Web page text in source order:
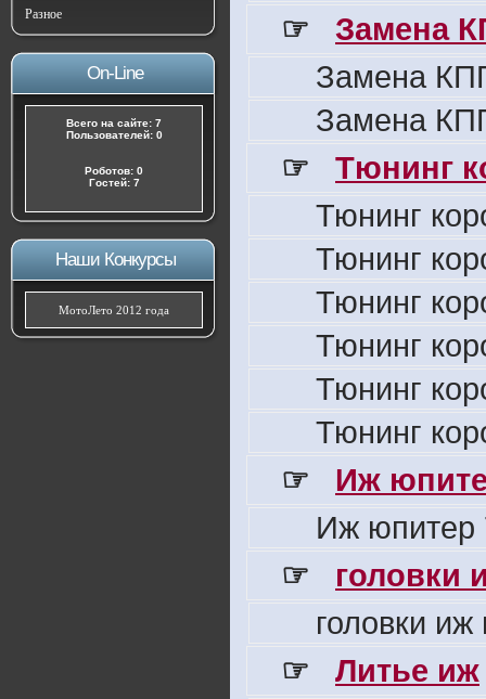
Разное
On-Line
Всего на сайте: 7
Пользователей: 0
Роботов: 0
Гостей: 7
Наши Конкурсы
МотоЛето 2012 года
☞
Замена
Замена
Замена
☞
Тюнинг
Тюнинг
Тюнинг
Тюнинг
Тюнинг
Тюнинг
Тюнинг
☞
Иж
Иж юпитер
☞
головки
головки
☞
Литье иж